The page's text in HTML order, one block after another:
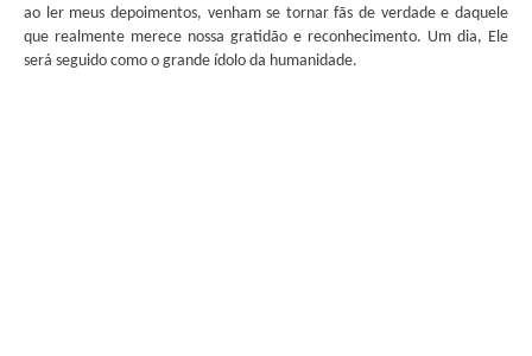
ao ler meus depoimentos, venham se tornar fãs de verdade e daquele
que realmente merece nossa gratidão e reconhecimento. Um dia, Ele
será seguido como o grande ídolo da humanidade.